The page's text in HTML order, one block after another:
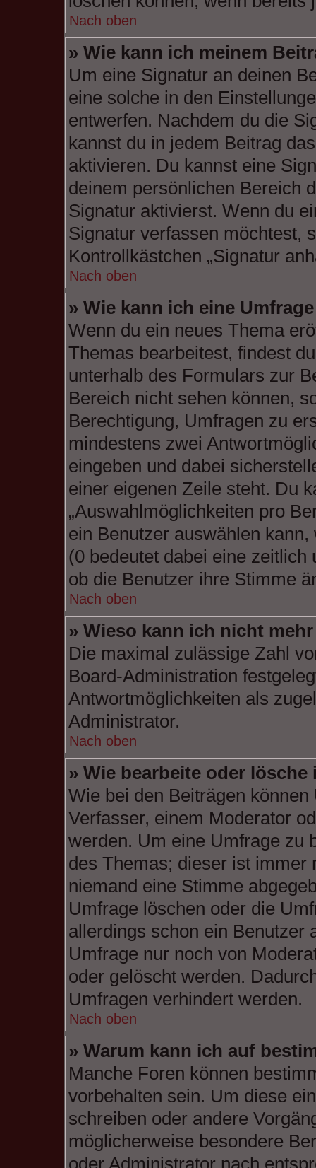
Nach oben
» Wie kann ich meinem
Um eine Signatur an deinen
eine solche in den
entwerfen. Nachdem du die
kannst du in jedem Beitrag
aktivieren. Du kannst eine
deinem persönlichen Bereich
Signatur aktivierst. Wenn du
Signatur verfassen möchtest,
Kontrollkästchen „Signatur
Nach oben
» Wie kann ich eine
Wenn du ein neues Thema
Themas bearbeitest, findest
unterhalb des Formulars zur
Bereich nicht sehen können,
Berechtigung, Umfragen zu
mindestens zwei
eingeben und dabei
einer eigenen Zeile steht. Du
„Auswahlmöglichkeiten pro
ein Benutzer auswählen
(0 bedeutet dabei eine
ob die Benutzer ihre Stimme
Nach oben
» Wieso kann ich nicht
Die maximal zulässige Zahl
Board-Administration
Antwortmöglichkeiten als
Administrator.
Nach oben
» Wie bearbeite oder lösche
Wie bei den Beiträgen
Verfasser, einem Moderator
werden. Um eine Umfrage zu
des Themas; dieser ist immer
niemand eine Stimme
Umfrage löschen oder die
allerdings schon ein Benutzer
Umfrage nur noch von
oder gelöscht werden.
Umfragen verhindert werden.
Nach oben
» Warum kann ich auf
Manche Foren können
vorbehalten sein. Um diese
schreiben oder andere
möglicherweise besondere
oder Administrator nach